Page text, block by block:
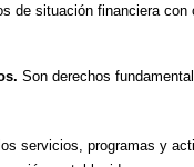
de situación financiera con
Son derechos
servicios, programas y